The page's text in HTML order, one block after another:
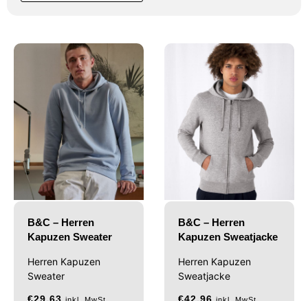
B&C – Herren
Kapuzen Sweater
Herren Kapuzen
Sweater
€29,63
B&C – Herren
Kapuzen Sweatjacke
Herren Kapuzen
Sweatjacke
€42,96